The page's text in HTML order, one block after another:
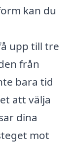
kan du
upp till tre
från
bara tid
att välja
dina
mot